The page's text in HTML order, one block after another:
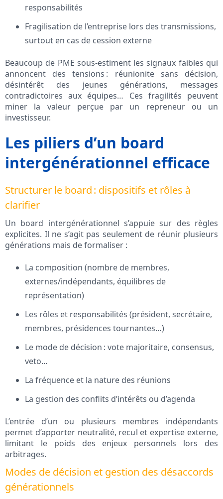
responsabilités
Fragilisation de l’entreprise lors des transmissions,
surtout en cas de cession externe
Beaucoup de PME sous-estiment les signaux faibles qui
annoncent des tensions : réunionite sans décision,
désintérêt des jeunes générations, messages
contradictoires aux équipes… Ces fragilités peuvent
miner la valeur perçue par un repreneur ou un
investisseur.
Les piliers d’un board
intergénérationnel efficace
Structurer le board : dispositifs et rôles à
clarifier
Un board intergénérationnel s’appuie sur des règles
explicites. Il ne s’agit pas seulement de réunir plusieurs
générations mais de formaliser :
La composition (nombre de membres,
externes/indépendants, équilibres de
représentation)
Les rôles et responsabilités (président, secrétaire,
membres, présidences tournantes…)
Le mode de décision : vote majoritaire, consensus,
veto…
La fréquence et la nature des réunions
La gestion des conflits d’intérêts ou d’agenda
L’entrée d’un ou plusieurs membres indépendants
permet d’apporter neutralité, recul et expertise externe,
limitant le poids des enjeux personnels lors des
arbitrages.
Modes de décision et gestion des désaccords
générationnels